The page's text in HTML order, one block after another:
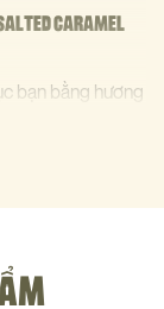
CARAMEL
bạn bằng hương
cùng vị ngọt
béo ngậy và